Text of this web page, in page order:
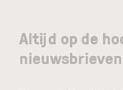
Altijd op de
nieuwsbrieven